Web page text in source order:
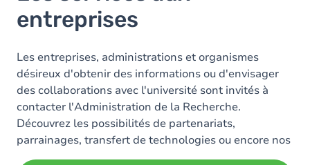
entreprises
Les entreprises, administrations et organismes
désireux d'obtenir des informations ou d'envisager
des collaborations avec l'université sont invités à
contacter l'Administration de la Recherche.
Découvrez les possibilités de partenariats,
parrainages, transfert de technologies ou encore nos
offres de compétences.